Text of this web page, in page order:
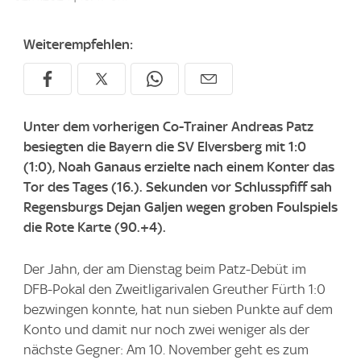
Weiterempfehlen:
Unter dem vorherigen Co-Trainer Andreas Patz
besiegten die Bayern die SV Elversberg mit 1:0
(1:0), Noah Ganaus erzielte nach einem Konter das
Tor des Tages (16.). Sekunden vor Schlusspfiff sah
Regensburgs Dejan Galjen wegen groben Foulspiels
die Rote Karte (90.+4).
Der Jahn, der am Dienstag beim Patz-Debüt im
DFB-Pokal den Zweitligarivalen Greuther Fürth 1:0
bezwingen konnte, hat nun sieben Punkte auf dem
Konto und damit nur noch zwei weniger als der
nächste Gegner: Am 10. November geht es zum